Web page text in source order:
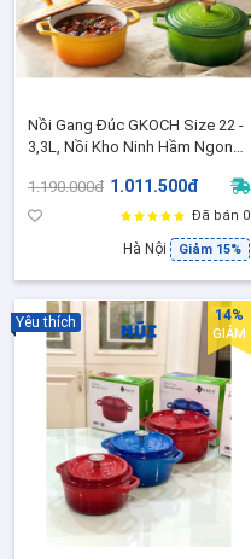
Nồi Gang Đúc GKOCH Size 22 -
3,3L, Nồi Kho Ninh Hầm Ngon
mọi loại bếp - CR22I
1.190.000đ 1.011.500đ
Đã bán 0
Hà Nội Giảm 15%
Yêu thích 14%
GIẢM